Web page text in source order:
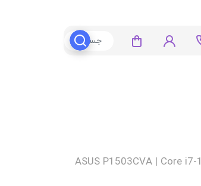
ASUS P1503CVA | Core